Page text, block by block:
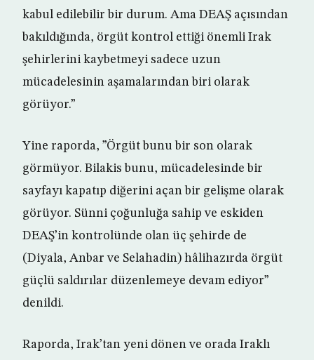
kabul edilebilir bir durum. Ama DEAŞ açısından
bakıldığında, örgüt kontrol ettiği önemli Irak
şehirlerini kaybetmeyi sadece uzun
mücadelesinin aşamalarından biri olarak
görüyor.”
Yine raporda, ”Örgüt bunu bir son olarak
görmüyor. Bilakis bunu, mücadelesinde bir
sayfayı kapatıp diğerini açan bir gelişme olarak
görüyor. Sünni çoğunluğa sahip ve eskiden
DEAŞ’in kontrolünde olan üç şehirde de
(Diyala, Anbar ve Selahadin) hâlihazırda örgüt
güçlü saldırılar düzenlemeye devam ediyor”
denildi.
Raporda, Irak’tan yeni dönen ve orada Iraklı